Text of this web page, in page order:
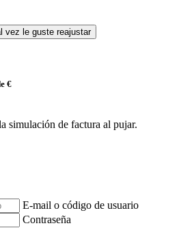
€
simulación de factura al pujar.
E-mail o código de usuario
Contraseña